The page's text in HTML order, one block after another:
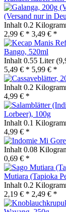
(Versand nur in
Inhalt 0.2
2,99 € * 3,49 € *
Bango, 520ml
Inhalt 0.55 Liter
5,49 € * 5,99 € *
Inhalt 0.2
4,99 € *
Lorbeer), 100g
Inhalt 0.1
4,99 € *
Inhalt 0.08
0,69 € *
Mutiara (Tapioka
Inhalt 0.2
2,19 € * 2,49 € *